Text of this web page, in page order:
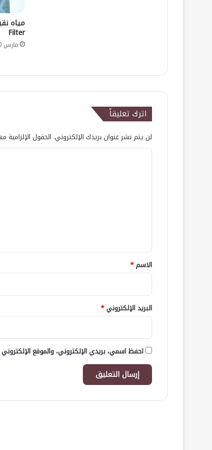
Filter
مارس 10, 2026
اترك تعليقاً
لن يتم نشر عنوان بريدك الإلكتروني. الحقول الإلزامية
*
الاسم*
البريد الإلكتروني*
احفظ اسمي، بريدي الإلكتروني، والموقع